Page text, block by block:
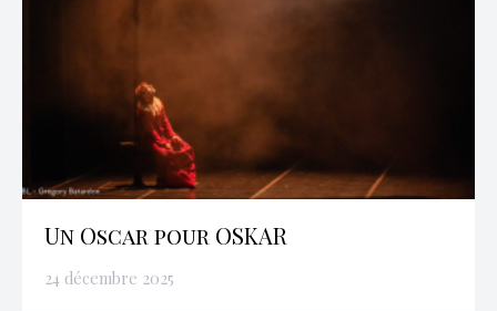
Un Oscar pour OSKAR
24 décembre 2025